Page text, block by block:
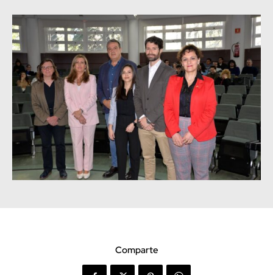
Comparte